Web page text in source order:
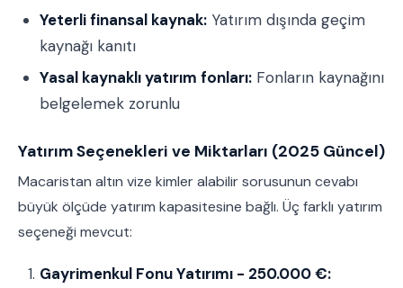
Yeterli finansal kaynak: Yatırım dışında geçim
kaynağı kanıtı
Yasal kaynaklı yatırım fonları: Fonların kaynağını
belgelemek zorunlu
Yatırım Seçenekleri ve Miktarları (2025 Güncel)
Macaristan altın vize kimler alabilir sorusunun cevabı
büyük ölçüde yatırım kapasitesine bağlı. Üç farklı yatırım
seçeneği mevcut:
Gayrimenkul Fonu Yatırımı - 250.000 €: